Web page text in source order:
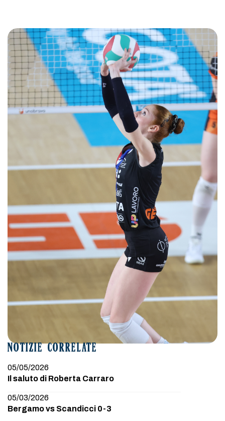
NOTIZIE CORRELATE
05/05/2026
Il saluto di Roberta Carraro
05/03/2026
Bergamo vs Scandicci 0-3